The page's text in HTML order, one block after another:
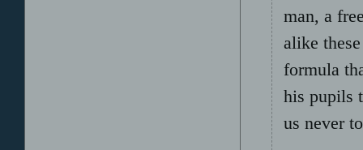
man, a
alike
formula
his pupils
us never